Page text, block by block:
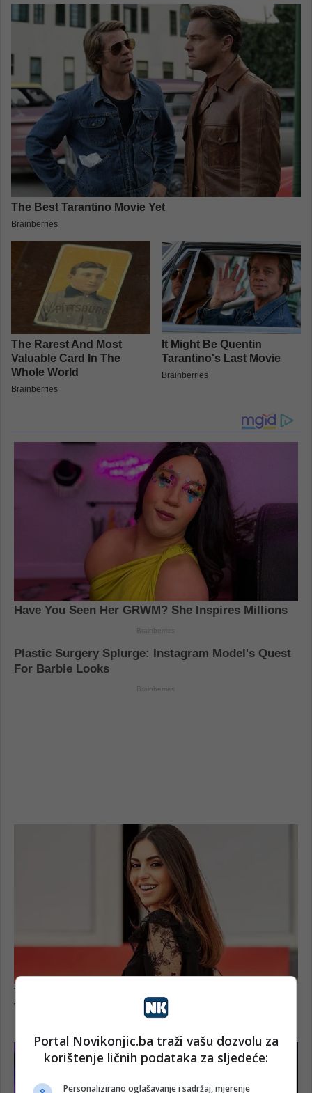
Portal Novikonjic.ba traži vašu dozvolu za
korištenje ličnih podataka za sljedeće:
Personalizirano oglašavanje i sadržaj, mjerenje